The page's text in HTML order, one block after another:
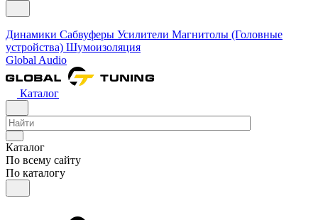
Динамики Сабвуферы Усилители Магнитолы (Головные
устройства) Шумоизоляция
Global Audio
Каталог
Каталог
По всему сайту
По каталогу